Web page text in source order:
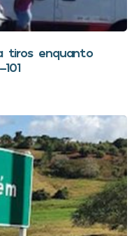
tiros enquanto